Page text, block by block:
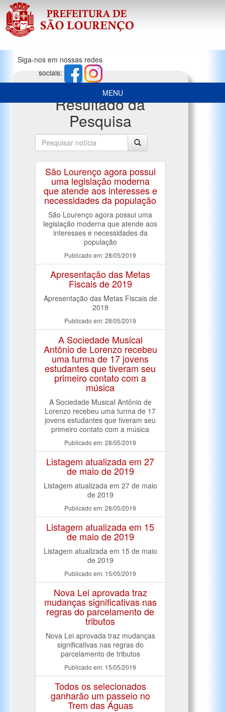
Siga-nos em nossas redes
sociais:
MENU
Resultado da
Pesquisa
São Lourenço agora possui
uma legislação moderna
que atende aos interesses e
necessidades da população
São Lourenço agora possui uma
legislação moderna que atende aos
interesses e necessidades da
população
Publicado em: 28/05/2019
Apresentação das Metas
Fiscais de 2019
Apresentação das Metas Fiscais de
2019
Publicado em: 28/05/2019
A Sociedade Musical
Antônio de Lorenzo recebeu
uma turma de 17 jovens
estudantes que tiveram seu
primeiro contato com a
música
A Sociedade Musical Antônio de
Lorenzo recebeu uma turma de 17
jovens estudantes que tiveram seu
primeiro contato com a música
Publicado em: 28/05/2019
Listagem atualizada em 27
de maio de 2019
Listagem atualizada em 27 de maio
de 2019
Publicado em: 28/05/2019
Listagem atualizada em 15
de maio de 2019
Listagem atualizada em 15 de maio
de 2019
Publicado em: 15/05/2019
Nova Lei aprovada traz
mudanças significativas nas
regras do parcelamento de
tributos
Nova Lei aprovada traz mudanças
significativas nas regras do
parcelamento de tributos
Publicado em: 15/05/2019
Todos os selecionados
ganharão um passeio no
Trem das Águas